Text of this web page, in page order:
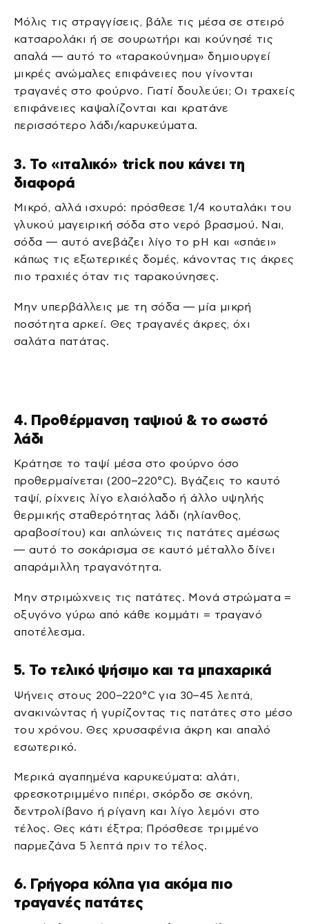
Μόλις τις στραγγίσεις, βάλε τις μέσα σε στειρό
κατσαρολάκι ή σε σουρωτήρι και κούνησέ τις
απαλά — αυτό το «ταρακούνημα» δημιουργεί
μικρές ανώμαλες επιφάνειες που γίνονται
τραγανές στο φούρνο. Γιατί δουλεύει; Οι τραχείς
επιφάνειες καψαλίζονται και κρατάνε
περισσότερο λάδι/καρυκεύματα.
3. Το «ιταλικό» trick που κάνει τη
διαφορά
Μικρό, αλλά ισχυρό: πρόσθεσε 1/4 κουταλάκι του
γλυκού μαγειρική σόδα στο νερό βρασμού. Ναι,
σόδα — αυτό ανεβάζει λίγο το pH και «σπάει»
κάπως τις εξωτερικές δομές, κάνοντας τις άκρες
πιο τραχιές όταν τις ταρακούνησες.
Μην υπερβάλλεις με τη σόδα — μία μικρή
ποσότητα αρκεί. Θες τραγανές άκρες, όχι
σαλάτα πατάτας.
4. Προθέρμανση ταψιού & το σωστό
λάδι
Κράτησε το ταψί μέσα στο φούρνο όσο
προθερμαίνεται (200–220°C). Βγάζεις το καυτό
ταψί, ρίχνεις λίγο ελαιόλαδο ή άλλο υψηλής
θερμικής σταθερότητας λάδι (ηλίανθος,
αραβοσίτου) και απλώνεις τις πατάτες αμέσως
— αυτό το σοκάρισμα σε καυτό μέταλλο δίνει
απαράμιλλη τραγανότητα.
Μην στριμώχνεις τις πατάτες. Μονά στρώματα =
οξυγόνο γύρω από κάθε κομμάτι = τραγανό
αποτέλεσμα.
5. Το τελικό ψήσιμο και τα μπαχαρικά
Ψήνεις στους 200–220°C για 30–45 λεπτά,
ανακινώντας ή γυρίζοντας τις πατάτες στο μέσο
του χρόνου. Θες χρυσαφένια άκρη και απαλό
εσωτερικό.
Μερικά αγαπημένα καρυκεύματα: αλάτι,
φρεσκοτριμμένο πιπέρι, σκόρδο σε σκόνη,
δεντρολίβανο ή ρίγανη και λίγο λεμόνι στο
τέλος. Θες κάτι έξτρα; Πρόσθεσε τριμμένο
παρμεζάνα 5 λεπτά πριν το τέλος.
6. Γρήγορα κόλπα για ακόμα πιο
τραγανές πατάτες